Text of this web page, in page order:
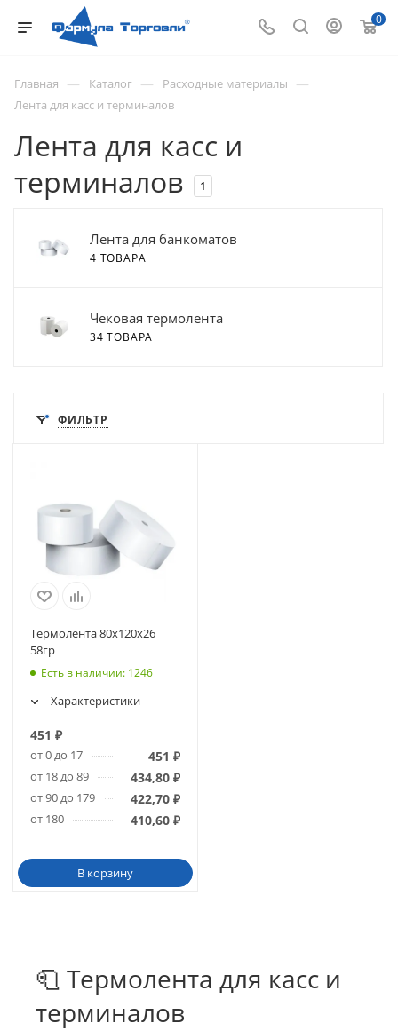
0
Главная — Каталог — Расходные материалы —
Лента для касс и терминалов
Лента для касс и
терминалов
1
Лента для банкоматов
4 ТОВАРА
Чековая термолента
34 ТОВАРА
ФИЛЬТР
Термолента 80х120х26
58гр
Есть в наличии: 1246
Характеристики
451 ₽
от 0 до 17 451 ₽
от 18 до 89 434,80₽
от 90 до 179 422,70₽
от 180 410,60₽
В корзину
🧻 Термолента для касс и
терминалов